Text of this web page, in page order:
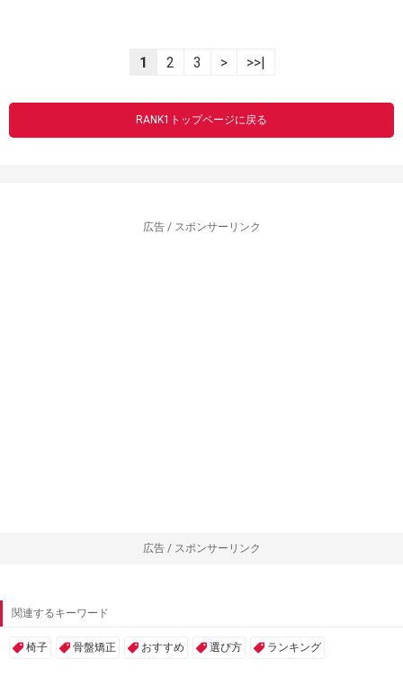
1 2 3 > >>|
RANK1トップページに戻る
広告 / スポンサーリンク
広告 / スポンサーリンク
関連するキーワード
椅子 骨盤矯正 おすすめ 選び方 ランキング